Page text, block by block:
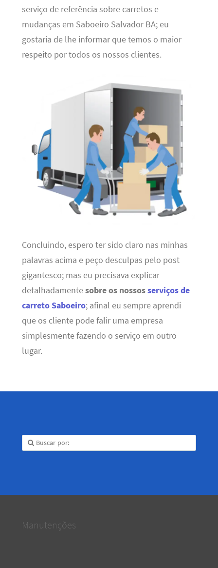
serviço de referência sobre carretos e
mudanças em Saboeiro Salvador BA; eu
gostaria de lhe informar que temos o maior
respeito por todos os nossos clientes.
Concluindo, espero ter sido claro nas minhas
palavras acima e peço desculpas pelo post
gigantesco; mas eu precisava explicar
detalhadamentesobre os nossosserviços de
carreto Saboeiro; afinal eu sempre aprendi
que os cliente pode falir uma empresa
simplesmente fazendo o serviço em outro
lugar.
Manutenções